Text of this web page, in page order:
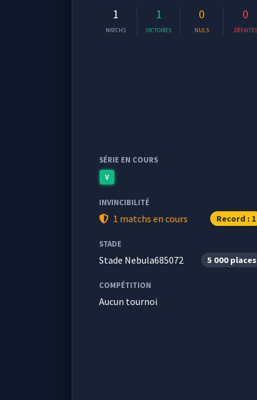
1
MATCHS
1
VICTOIRES
0
NULS
0
DÉFAITES
SÉRIE EN COURS
V
INVINCIBILITÉ
1 matchs en cours Record : 1
STADE
Stade Nebula685072 5 000 places
COMPÉTITION
Aucun tournoi